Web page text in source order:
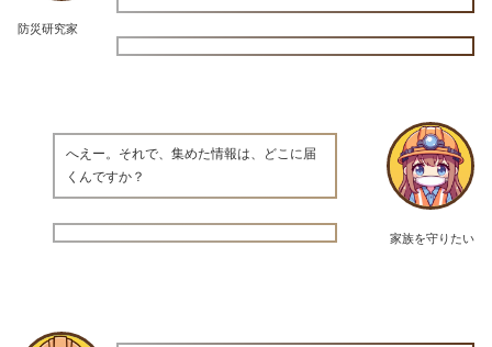
防災研究家
家族を守りたい
へえー。それで、集めた情報は、どこに届
くんですか？